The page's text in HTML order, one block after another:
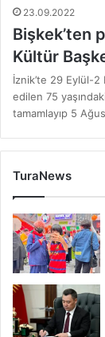
23.09.2022
Bişkek’ten
Kültür
İznik’te 29 Eylül-2
edilen 75
tamamlayıp 5
TuraNews